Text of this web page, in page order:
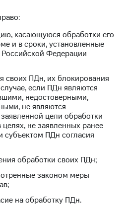
касающуюся обработки его
и в сроки, установленные
Федерации
своих ПДн, их блокирования
если ПДн являются
недостоверными,
не являются
цели обработки
не заявленных ранее
субъектом ПДн согласия
обработки своих ПДн;
законом меры
на обработку ПДн.